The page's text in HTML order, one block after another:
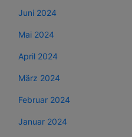
Juni 2024
Mai 2024
April 2024
März 2024
Februar 2024
Januar 2024